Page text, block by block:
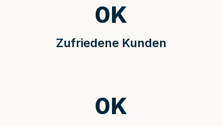
Zufriedene Kunden
0K
0K